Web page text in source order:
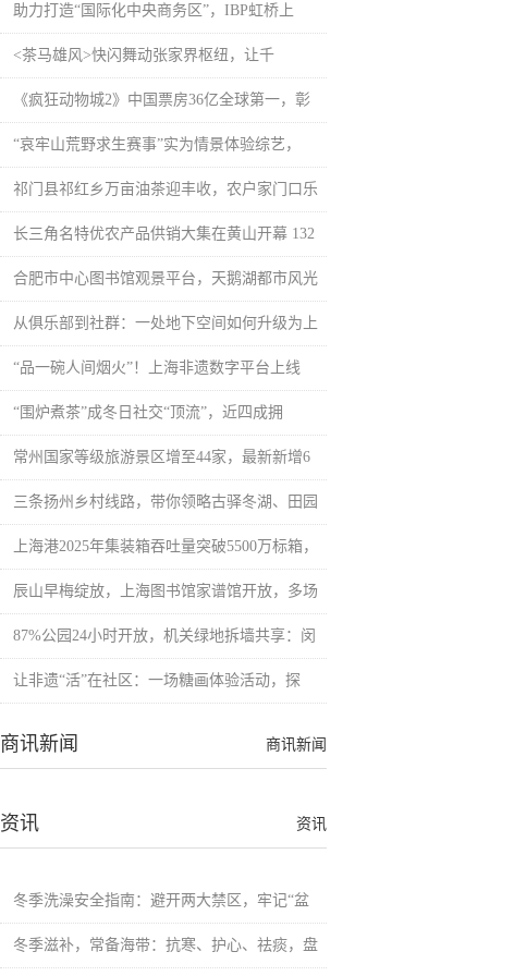
助力打造“国际化中央商务区”，IBP虹桥上
<茶马雄风>快闪舞动张家界枢纽，让千
《疯狂动物城2》中国票房36亿全球第一，彰
“哀牢山荒野求生赛事”实为情景体验综艺，
祁门县祁红乡万亩油茶迎丰收，农户家门口乐
长三角名特优农产品供销大集在黄山开幕 132
合肥市中心图书馆观景平台，天鹅湖都市风光
从俱乐部到社群：一处地下空间如何升级为上
“品一碗人间烟火”！上海非遗数字平台上线
“围炉煮茶”成冬日社交“顶流”，近四成拥
常州国家等级旅游景区增至44家，最新新增6
三条扬州乡村线路，带你领略古驿冬湖、田园
上海港2025年集装箱吞吐量突破5500万标箱，
辰山早梅绽放，上海图书馆家谱馆开放，多场
87%公园24小时开放，机关绿地拆墙共享：闵
让非遗“活”在社区：一场糖画体验活动，探
商讯新闻
商讯新闻
资讯
资讯
冬季洗澡安全指南：避开两大禁区，牢记“盆
冬季滋补，常备海带：抗寒、护心、祛痰，盘